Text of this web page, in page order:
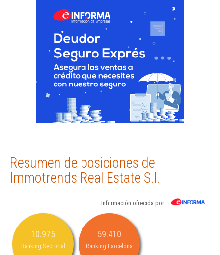
Resumen de posiciones de
Immotrends Real Estate S.l.
Información ofrecida por
10.975
Ranking Sectorial
59.410
Ranking Barcelona